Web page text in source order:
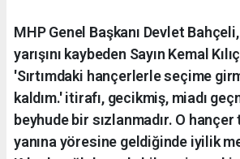
MHP Genel Başkanı Devlet
yarışını kaybeden Sayın Kemal
'Sırtımdaki hançerlerle seçime
kaldım.' itirafı, gecikmiş, miadı
beyhude bir sızlanmadır. O
yanına yöresine geldiğinde iyilik